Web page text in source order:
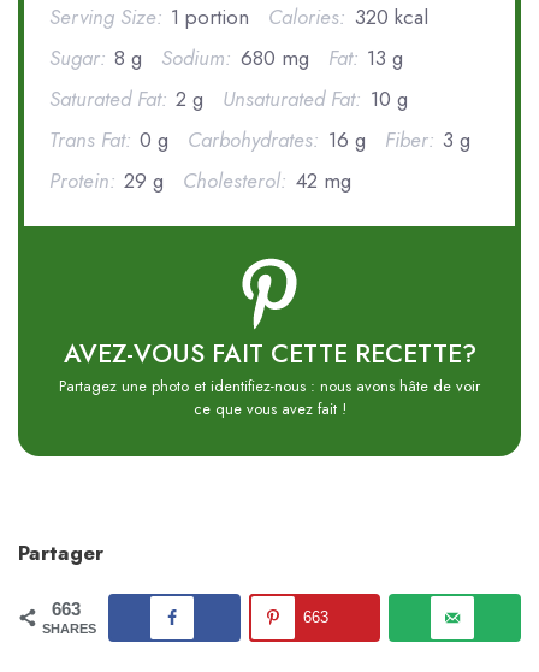
Serving Size: 1 portion Calories: 320 kcal
Sugar: 8 g Sodium: 680 mg Fat: 13 g
Saturated Fat: 2 g Unsaturated Fat: 10 g
Trans Fat: 0 g Carbohydrates: 16 g Fiber: 3 g
Protein: 29 g Cholesterol: 42 mg
AVEZ-VOUS FAIT CETTE RECETTE?
Partagez une photo et identifiez-nous : nous avons hâte de voir
ce que vous avez fait !
Partager
663
SHARES
663